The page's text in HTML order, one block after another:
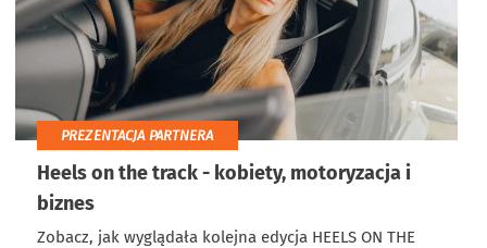
PREZENTACJA PARTNERA
Heels on the track - kobiety, motoryzacja i
biznes
Zobacz, jak wyglądała kolejna edycja HEELS ON THE